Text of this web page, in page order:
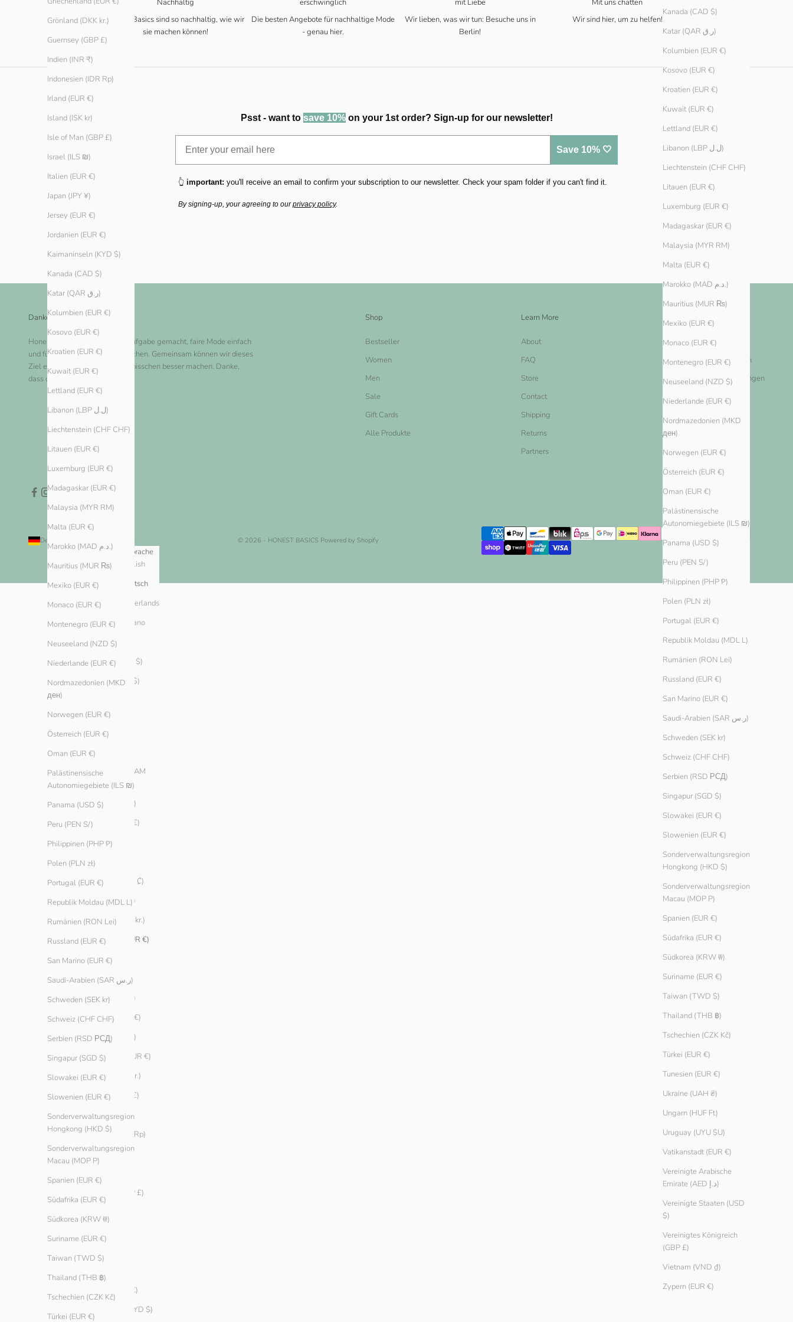
Kanada (CAD $)
Katar (QAR ر.ق)
Kolumbien (EUR €)
Kosovo (EUR €)
Kroatien (EUR €)
Kuwait (EUR €)
Lettland (EUR €)
Libanon (LBP ل.ل)
Liechtenstein (CHF CHF)
Litauen (EUR €)
Luxemburg (EUR €)
Madagaskar (EUR €)
Malaysia (MYR RM)
Malta (EUR €)
Marokko (MAD د.م.)
Mauritius (MUR ₨)
Mexiko (EUR €)
Monaco (EUR €)
Montenegro (EUR €)
Neuseeland (NZD $)
Niederlande (EUR €)
Nordmazedonien (MKD
ден)
Norwegen (EUR €)
Österreich (EUR €)
Oman (EUR €)
Palästinensische
Autonomiegebiete (ILS ₪)
Panama (USD $)
Peru (PEN S/)
Philippinen (PHP ₱)
Polen (PLN zł)
Portugal (EUR €)
Republik Moldau (MDL L)
Rumänien (RON Lei)
Russland (EUR €)
San Marino (EUR €)
Saudi-Arabien (SAR ر.س)
Schweden (SEK kr)
Schweiz (CHF CHF)
Serbien (RSD РСД)
Singapur (SGD $)
Slowakei (EUR €)
Slowenien (EUR €)
Sonderverwaltungsregion
Hongkong (HKD $)
Sonderverwaltungsregion
Macau (MOP P)
Spanien (EUR €)
Südafrika (EUR €)
Südkorea (KRW ₩)
Suriname (EUR €)
Taiwan (TWD $)
Thailand (THB ฿)
Tschechien (CZK Kč)
Türkei (EUR €)
Tunesien (EUR €)
Ukraine (UAH ₴)
Ungarn (HUF Ft)
Uruguay (UYU $U)
Vatikanstadt (EUR €)
Vereinigte Arabische
Emirate (AED د.إ)
Vereinigte Staaten (USD
$)
Vereinigtes Königreich
(GBP £)
Vietnam (VND ₫)
Zypern (EUR €)
Grönland (DKK kr.)
Guernsey (GBP £)
Indien (INR ₹)
Indonesien (IDR Rp)
Irland (EUR €)
Island (ISK kr)
Isle of Man (GBP £)
Israel (ILS ₪)
Italien (EUR €)
Japan (JPY ¥)
Jersey (EUR €)
Jordanien (EUR €)
Kaimaninseln (KYD $)
Kanada (CAD $)
Katar (QAR ر.ق)
Kolumbien (EUR €)
Kosovo (EUR €)
Kroatien (EUR €)
Kuwait (EUR €)
Lettland (EUR €)
Libanon (LBP ل.ل)
Liechtenstein (CHF CHF)
Litauen (EUR €)
Luxemburg (EUR €)
Madagaskar (EUR €)
Malaysia (MYR RM)
Malta (EUR €)
Marokko (MAD د.م.)
Mauritius (MUR ₨)
Mexiko (EUR €)
Monaco (EUR €)
Montenegro (EUR €)
Neuseeland (NZD $)
Niederlande (EUR €)
Nordmazedonien (MKD
ден)
Norwegen (EUR €)
Österreich (EUR €)
Oman (EUR €)
Palästinensische
Autonomiegebiete (ILS ₪)
Panama (USD $)
Peru (PEN S/)
Philippinen (PHP ₱)
Polen (PLN zł)
Portugal (EUR €)
Republik Moldau (MDL L)
Rumänien (RON Lei)
Russland (EUR €)
San Marino (EUR €)
Saudi-Arabien (SAR ر.س)
Schweden (SEK kr)
Schweiz (CHF CHF)
Serbien (RSD РСД)
Singapur (SGD $)
Slowakei (EUR €)
Slowenien (EUR €)
Sonderverwaltungsregion
Hongkong (HKD $)
Sonderverwaltungsregion
Macau (MOP P)
Spanien (EUR €)
Südafrika (EUR €)
Südkorea (KRW ₩)
Suriname (EUR €)
Taiwan (TWD $)
Thailand (THB ฿)
Tschechien (CZK Kč)
Türkei (EUR €)
Nachhaltig
Unsere Basics sind so nachhaltig, wie wir
sie machen können!
erschwinglich
Die besten Angebote für nachhaltige Mode
- genau hier.
mit Liebe
Wir lieben, was wir tun: Besuche uns in
Berlin!
Mit uns chatten
Wir sind hier, um zu helfen!
Psst - want to save 10%on your 1st order? Sign-up for our newsletter!
Save 10% 🤍
👆 important: you'll receive an email to confirm your subscription to our newsletter. Check your spam folder if you can't find it.
By signing-up, your agreeing to ourprivacy policy.
Danke dir!
Honest Basics hat es sich zur Aufgabe gemacht, faire Mode einfach
und für jeden zugänglich zu machen. Gemeinsam können wir dieses
Ziel erreichen und die Welt ein bisschen besser machen. Danke,
dass du bei uns einkaufst!
Shop
Bestseller
Women
Men
Sale
Gift Cards
Alle Produkte
Learn More
About
FAQ
Store
Contact
Shipping
Returns
Partners
Impressum
Nutzungsbestimmungen
Datenschutz-Bestimmungen
Widerrufsbelehrung
Deutschland (EUR €)
Land
Algerien (DZD د.ج)
Andorra (EUR €)
Argentinien (EUR €)
Armenien (AMD դր.)
Aruba (AWG ƒ)
Australien (AUD $)
Bahamas (BSD $)
Belarus (EUR €)
Belgien (EUR €)
Bosnien und
Herzegowina (BAM
КМ)
Brasilien (EUR €)
Bulgarien (EUR €)
Chile (EUR €)
China (CNY ¥)
Costa Rica (CRC ₡)
Curaçao (ANG ƒ)
Dänemark (DKK kr.)
Deutschland (EUR €)
Ecuador (USD $)
Estland (EUR €)
Finnland (EUR €)
Frankreich (EUR €)
Gibraltar (GBP £)
Griechenland (EUR €)
Grönland (DKK kr.)
Guernsey (GBP £)
Indien (INR ₹)
Indonesien (IDR Rp)
Irland (EUR €)
Isle of Man (GBP £)
Jordanien (EUR €)
Kaimaninseln (KYD $)
Sprache
English
Deutsch
Nederlands
Italiano
© 2026 - HONEST BASICS Powered by Shopify